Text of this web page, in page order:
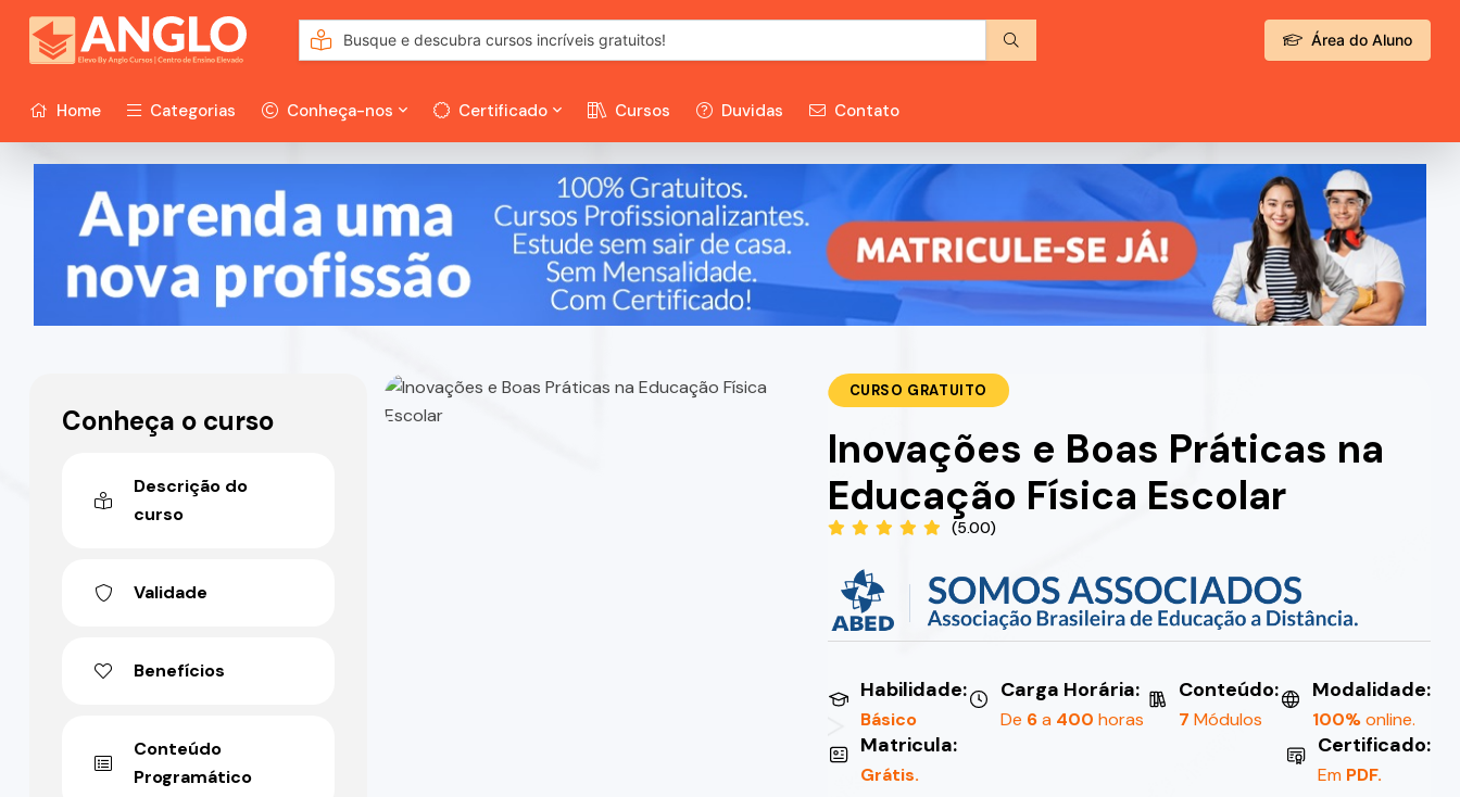
Área do Aluno
Home Categorias Conheça-nos Certificado Cursos Duvidas Contato
CURSO GRATUITO
Inovações e Boas Práticas na
Educação Física Escolar
(5.00)
Habilidade:
Básico
Carga Horária:
De 6a 400 horas
Conteúdo:
7 Módulos
Modalidade:
100%online.
Matricula:
Grátis.
Certificado:
Em PDF.
Conheça o curso
Descrição do
curso
Validade
Benefícios
Conteúdo
Programático